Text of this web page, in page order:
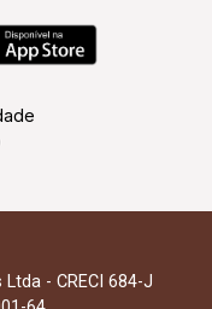
- CRECI 684-J